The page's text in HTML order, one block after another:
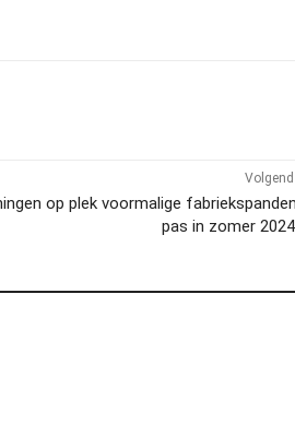
op plek voormalige
pas in zomer